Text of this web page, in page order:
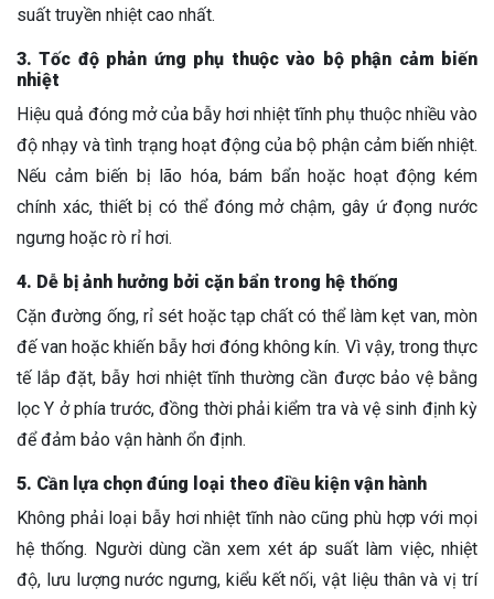
suất truyền nhiệt cao nhất.
3. Tốc độ phản ứng phụ thuộc vào bộ phận cảm biến
nhiệt
Hiệu quả đóng mở của bẫy hơi nhiệt tĩnh phụ thuộc nhiều vào
độ nhạy và tình trạng hoạt động của bộ phận cảm biến nhiệt.
Nếu cảm biến bị lão hóa, bám bẩn hoặc hoạt động kém
chính xác, thiết bị có thể đóng mở chậm, gây ứ đọng nước
ngưng hoặc rò rỉ hơi.
4. Dễ bị ảnh hưởng bởi cặn bẩn trong hệ thống
Cặn đường ống, rỉ sét hoặc tạp chất có thể làm kẹt van, mòn
đế van hoặc khiến bẫy hơi đóng không kín. Vì vậy, trong thực
tế lắp đặt, bẫy hơi nhiệt tĩnh thường cần được bảo vệ bằng
lọc Y ở phía trước, đồng thời phải kiểm tra và vệ sinh định kỳ
để đảm bảo vận hành ổn định.
5. Cần lựa chọn đúng loại theo điều kiện vận hành
Không phải loại bẫy hơi nhiệt tĩnh nào cũng phù hợp với mọi
hệ thống. Người dùng cần xem xét áp suất làm việc, nhiệt
độ, lưu lượng nước ngưng, kiểu kết nối, vật liệu thân và vị trí